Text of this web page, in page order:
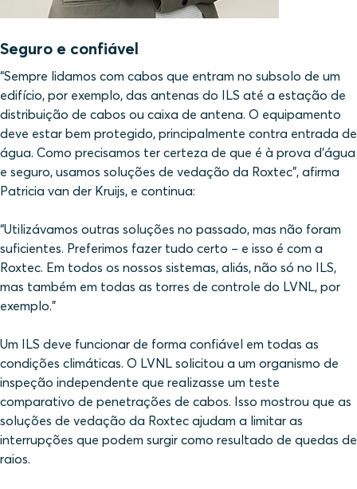
Seguro e confiável
“Sempre lidamos com cabos que entram no subsolo de um
edifício, por exemplo, das antenas do ILS até a estação de
distribuição de cabos ou caixa de antena. O equipamento
deve estar bem protegido, principalmente contra entrada de
água. Como precisamos ter certeza de que é à prova d'água
e seguro, usamos soluções de vedação da Roxtec", afirma
Patricia van der Kruijs, e continua:
“Utilizávamos outras soluções no passado, mas não foram
suficientes. Preferimos fazer tudo certo – e isso é com a
Roxtec. Em todos os nossos sistemas, aliás, não só no ILS,
mas também em todas as torres de controle do LVNL, por
exemplo.”
Um ILS deve funcionar de forma confiável em todas as
condições climáticas. O LVNL solicitou a um organismo de
inspeção independente que realizasse um teste
comparativo de penetrações de cabos. Isso mostrou que as
soluções de vedação da Roxtec ajudam a limitar as
interrupções que podem surgir como resultado de quedas de
raios.